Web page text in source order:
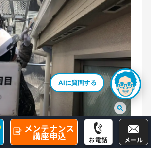
2回目メンテナンス
講座申込 お電話 メール
AIに質問する